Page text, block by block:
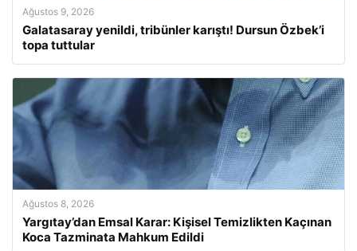
Ağustos 9, 2026
Galatasaray yenildi, tribünler karıştı! Dursun Özbek’i
topa tuttular
Ağustos 8, 2026
Yargıtay’dan Emsal Karar: Kişisel Temizlikten Kaçınan
Koca Tazminata Mahkum Edildi